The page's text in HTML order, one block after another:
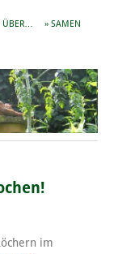
ÜBER… » SAMEN
im